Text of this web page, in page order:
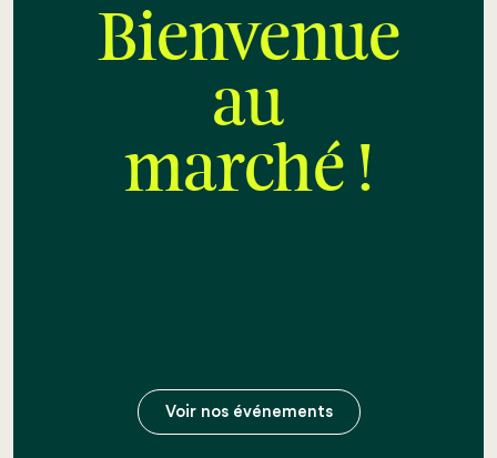
Bienvenue
au
marché !
Voir nos événements